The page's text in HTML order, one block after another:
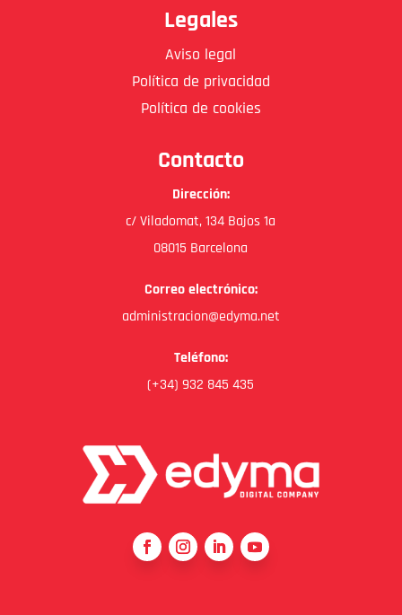
Legales
Aviso legal
Política de privacidad
Política de cookies
Contacto
Dirección:
c/ Viladomat, 134 Bajos 1a
08015 Barcelona
Correo electrónico:
administracion@edyma.net
Teléfono:
(+34) 932 845 435